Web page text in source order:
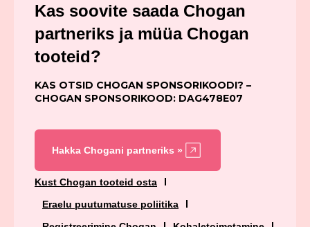
Kas soovite saada Chogan
partneriks ja müüa Chogan
tooteid?
KAS OTSID CHOGAN SPONSORIKOODI? –
CHOGAN SPONSORIKOOD: DAG478E07
Hakka Chogani partneriks »
Kust Chogan tooteid osta
Eraelu puutumatuse poliitika